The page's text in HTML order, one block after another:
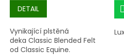
DETAIL
Vynikající plstěná
deka Classic Blended Felt
od Classic Equine.